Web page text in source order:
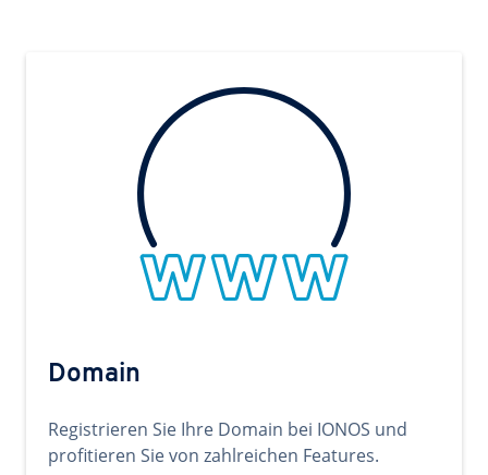
Domain
Registrieren Sie Ihre Domain bei IONOS und
profitieren Sie von zahlreichen Features.